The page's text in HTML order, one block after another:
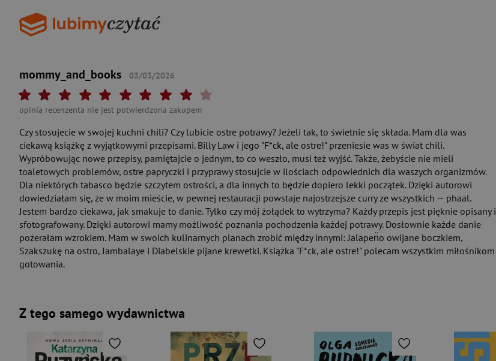
mommy_and_books 03/03/2026
Twoja ocena: Arcydzieło 10/10"
Twoja ocena: Wybitna 9/10"
Twoja ocena: Rewelacyjna 8/10"
Twoja ocena: Bardzo dobra 7/10"
Twoja ocena: Dobra 6/10"
Twoja ocena: Przeciętna 5/10"
Twoja ocena: Może być 4/10"
Twoja ocena: Słaba 3/10"
Twoja ocena: Bardzo słaba 2/10"
Twoja ocena: Beznadziejna 1/10"
opinia recenzenta nie jest potwierdzona zakupem
Czy stosujecie w swojej kuchni chili? Czy lubicie ostre potrawy? Jeżeli tak, to świetnie się składa. Mam dla was
ciekawą książkę z wyjątkowymi przepisami. Billy Law i jego "F*ck, ale ostre!" przeniesie was w świat chili.
Wypróbowując nowe przepisy, pamiętajcie o jednym, to co weszło, musi też wyjść. Także, żebyście nie mieli
toaletowych problemów, ostre papryczki i przyprawy stosujcie w ilościach odpowiednich dla waszych organizmów.
Dla niektórych tabasco będzie szczytem ostrości, a dla innych to będzie dopiero lekki początek. Dzięki autorowi
dowiedziałam się, że w moim mieście, w pewnej restauracji powstaje najostrzejsze curry ze wszystkich — phaal.
Jestem bardzo ciekawa, jak smakuje to danie. Tylko czy mój żołądek to wytrzyma? Każdy przepis jest pięknie opisany i
sfotografowany. Dzięki autorowi mamy możliwość poznania pochodzenia każdej potrawy. Dosłownie każde danie
pożerałam wzrokiem. Mam w swoich kulinarnych planach zrobić między innymi: Jalapen̈o owijane boczkiem,
Szakszukę na ostro, Jambalaye i Diabelskie pijane krewetki. Książka "F*ck, ale ostre!" polecam wszystkim miłośnikom
gotowania.
Z tego samego wydawnictwa